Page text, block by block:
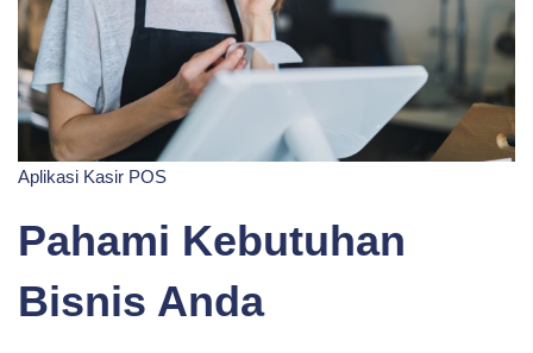
Aplikasi Kasir POS
Pahami Kebutuhan
Bisnis Anda